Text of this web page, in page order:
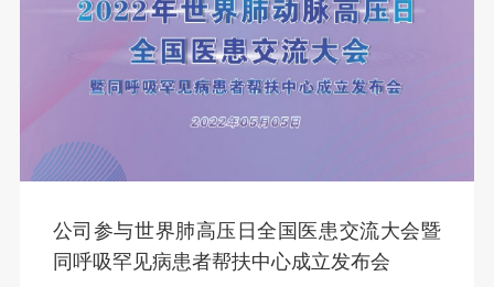
助。
公司参与世界肺高压日全国医患交流大会暨
同呼吸罕见病患者帮扶中心成立发布会